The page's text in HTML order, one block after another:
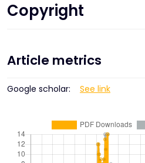
Copyright
Article metrics
Google scholar: See link